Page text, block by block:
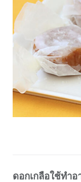
ดอกเกลือใช้ทำอ